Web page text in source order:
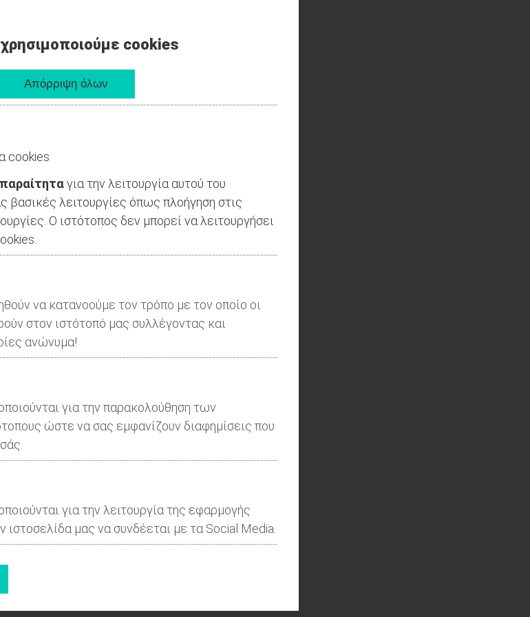
cookies
cookies
για την λειτουργία αυτού του
βασικές λειτουργίες όπως πλοήγηση στις
Ο ιστότοπος δεν μπορεί να λειτουργήσει
να κατανοούμε τον τρόπο με τον οποίο οι
στον ιστότοπό μας συλλέγοντας και
ανώνυμα!
για την παρακολούθηση των
ώστε να σας εμφανίζουν διαφημίσεις που
για την λειτουργία της εφαρμογής
ιστοσελίδα μας να συνδέεται με τα Social Media.